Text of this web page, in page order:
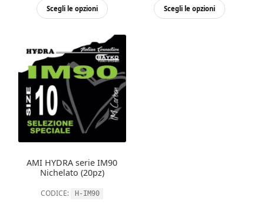
Scegli le opzioni
Questo
ha
più
varianti.
Le
opzioni
possono
essere
pagina
Scegli le opzioni
Questo
AMI HYDRA serie IM90
Nichelato (20pz)
CODICE: H-IM90